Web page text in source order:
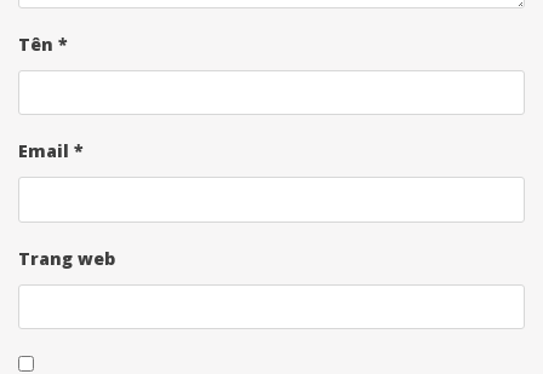
Tên *
Email *
Trang web